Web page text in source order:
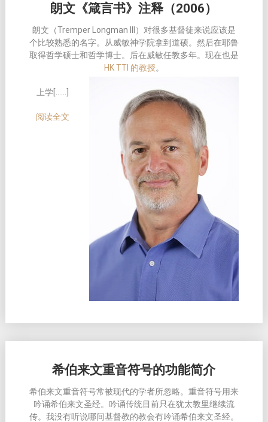
朗文《箴言书》注释（2006）
朗文（Tremper Longman III） 对很多基督徒来说应该是
个比较熟悉的名字。从威敏神学院拿到道硕。然后在耶鲁
取得哲学硕士和哲学博士。后在威敏任教多年。现在也是
HK TTI 的教授。
上学[……]
阅读全文
希伯来文重音符号的功能简介
希伯来文重音符号常被现代的学者所忽略。重音符号用来
吟诵希伯来文圣经。 吟诵传统目前只在犹太教里继续流
传。我没有听说哪间基督教的教会有吟诵希伯来文圣经。